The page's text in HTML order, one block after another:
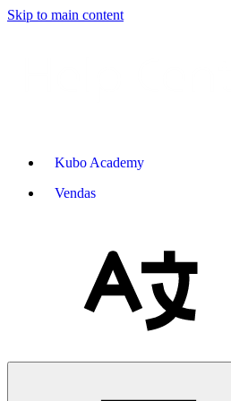
Skip to main content
Kubo Academy
Vendas